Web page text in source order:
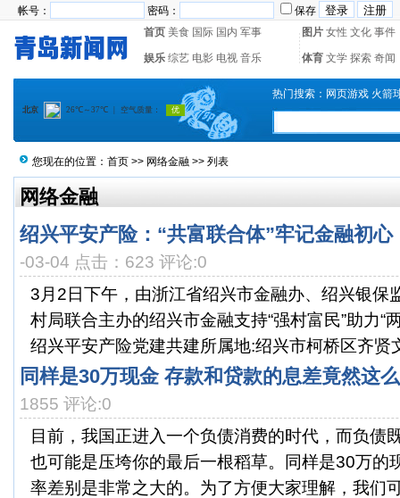
帐号： 密码：
保存
首页 美食 国际 国内 军事 图片 女性 文化 事件
娱乐 综艺 电影 电视 音乐 体育 文学 探索 奇闻
热门搜索： 网页游戏 火箭
您现在的位置： 首页 >> 网络金融 >> 列表
网络金融
绍兴平安产险：“共富联合体”牢记金融初
-03-04 点击：623 评论:0
3月2日下午，由浙江省绍兴市金融办、绍兴银保
村局联合主办的绍兴市金融支持“强村富民”助力“
绍兴平安产险党建共建所属地:绍兴市柯桥区齐贤
同样是30万现金 存款和贷款的息差竟然这
1855 评论:0
目前，我国正进入一个负债消费的时代，而负债
也可能是压垮你的最后一根稻草。同样是30万的
率差别是非常之大的。为了方便大家理解，我们